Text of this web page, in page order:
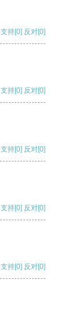
支持[0] 反对[0]
支持[0] 反对[0]
支持[0] 反对[0]
支持[0] 反对[0]
支持[0] 反对[0]